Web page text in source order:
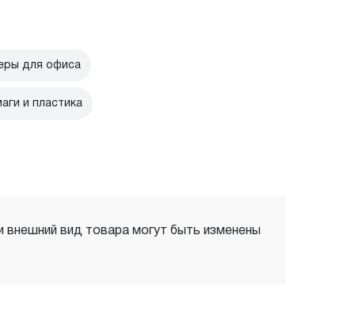
для офиса
и пластика
внешний вид товара могут быть изменены